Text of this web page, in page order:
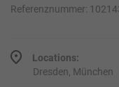
Referenznummer:
Locations:
Dresden, München